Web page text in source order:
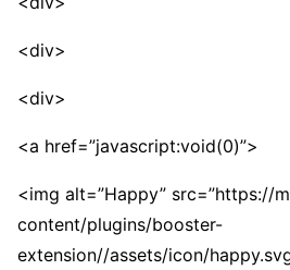
<div>
<div>
<a href=”javascript:void(0)”>
<img alt=”Happy” src=”https://
content/plugins/booster-
extension//assets/icon/